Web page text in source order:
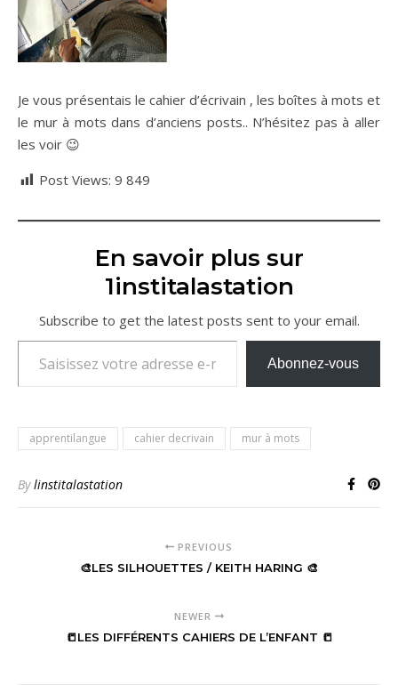
Je vous présentais le cahier d’écrivain , les boîtes à mots et
le mur à mots dans d’anciens posts.. N’hésitez pas à aller
les voir 😉
Post Views: 9 849
En savoir plus sur
1institalastation
Subscribe to get the latest posts sent to your email.
Saisissez votre adresse e-mail…
Abonnez-vous
apprentilangue cahier decrivain mur à mots
Bylinstitalastation
PREVIOUS
🎨LES SILHOUETTES / KEITH HARING 🎨
NEWER
📒LES DIFFÉRENTS CAHIERS DE L’ENFANT 📒